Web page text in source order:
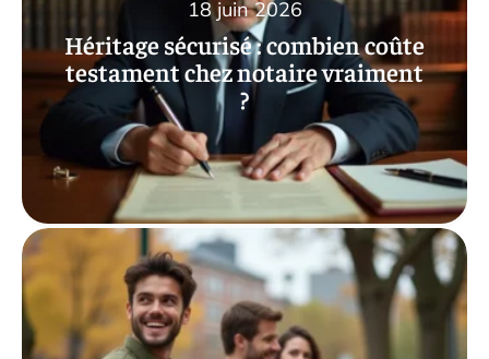
Héritage sécurisé : combien coûte
testament chez notaire vraiment
?
18 juin 2026